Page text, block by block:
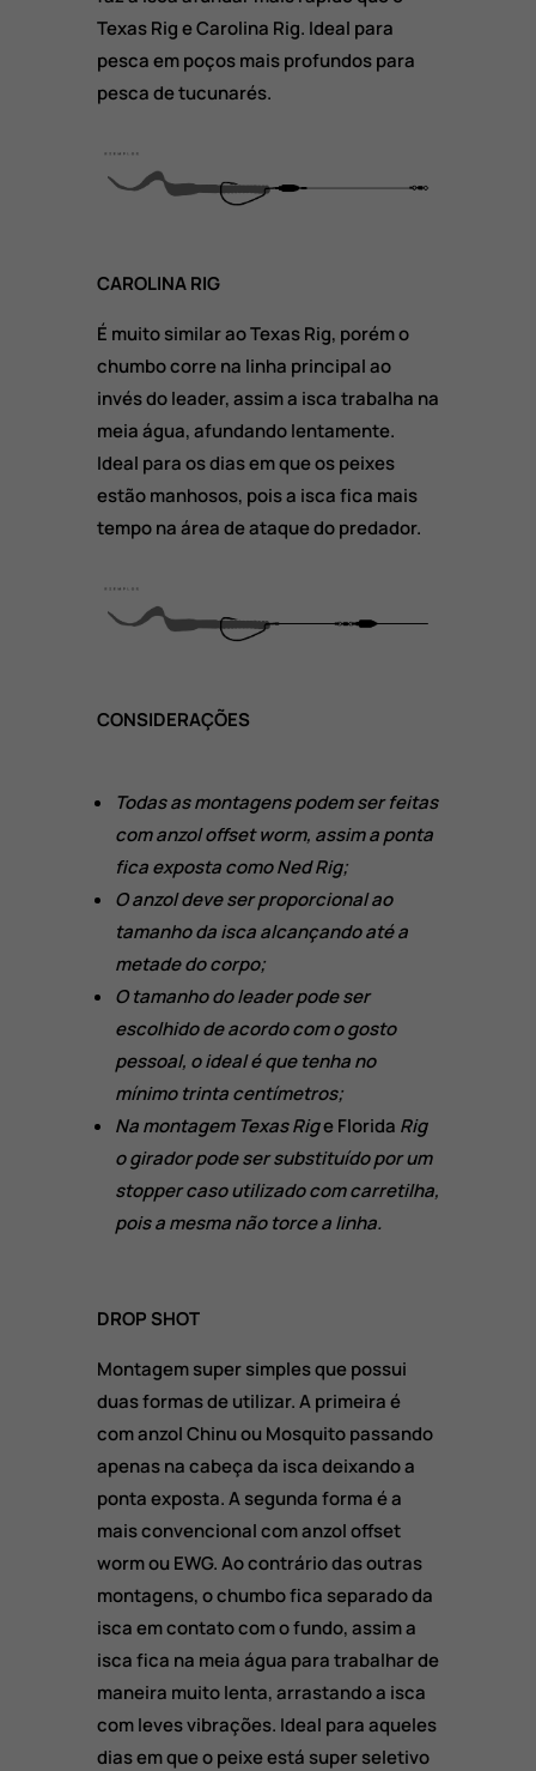
Texas Rig e Carolina Rig. Ideal para
pesca em poços mais profundos para
pesca de tucunarés.
CAROLINA RIG
É muito similar ao Texas Rig, porém o
chumbo corre na linha principal ao
invés do leader, assim a isca trabalha na
meia água, afundando lentamente.
Ideal para os dias em que os peixes
estão manhosos, pois a isca fica mais
tempo na área de ataque do predador.
CONSIDERAÇÕES
Todas as montagens podem ser feitas
com anzol offset worm, assim a ponta
fica exposta como Ned Rig;
Oanzol deve ser proporcional ao
tamanho da isca alcançando até a
metade do corpo;
O tamanho do leader pode ser
escolhido de acordo com o gosto
pessoal, o ideal é que tenha no
mínimo trinta centímetros;
Na montagem Texas Rige Florida Rig
o girador pode ser substituído por um
stopper caso utilizado com carretilha,
pois a mesma não torce a linha.
DROP SHOT
Montagem super simples que possui
duas formas de utilizar. A primeira é
com anzol Chinu ou Mosquito passando
apenas na cabeça da isca deixando a
ponta exposta. A segunda forma é a
mais convencional com anzol offset
worm ou EWG. Ao contrário das outras
montagens, o chumbo fica separado da
isca em contato com o fundo, assim a
isca fica na meia água para trabalhar de
maneira muito lenta, arrastando a isca
com leves vibrações. Ideal para aqueles
dias em que o peixe está super seletivo